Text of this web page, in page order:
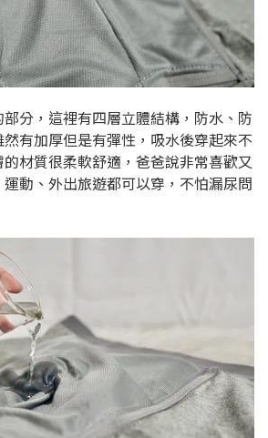
分，這裡有四層立體結構，防水、防
有加厚但是有彈性，吸水後穿起來不
材質很柔軟舒適，爸爸說非常喜歡又
動、外出旅遊都可以穿，不怕漏尿問